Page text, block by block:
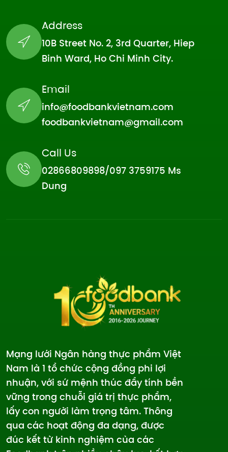
Address
10B Street No. 2, 3rd Quarter, Hiep
Binh Ward, Ho Chi Minh City.
Email
info@foodbankvietnam.com
foodbankvietnam@gmail.com
Call Us
02866809898/097 3759175 Ms
Dung
Mạng lưới Ngân hàng thực phẩm Việt
Nam là 1 tổ chức cộng đồng phi lợi
nhuận, với sứ mệnh thúc đẩy tính bền
vững trong chuỗi giá trị thực phẩm,
lấy con người làm trọng tâm. Thông
qua các hoạt động đa dạng, được
đúc kết từ kinh nghiệm của các